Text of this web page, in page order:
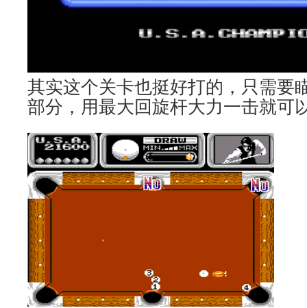
其实这个关卡也挺好打的，只需要
部分，用最大回旋杆大力一击就可